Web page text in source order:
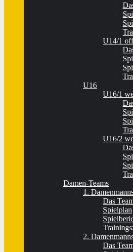
U14/1
U16
U16/1
U16/2
Damen-Teams
1.
Das
Spielplan
2.
Das